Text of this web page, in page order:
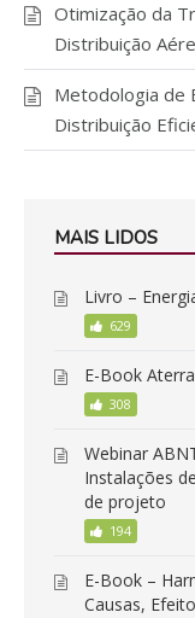
Otimização da
Distribuição
Metodologia de
Distribuição
MAIS LIDOS
Livro –
629
E-Book
308
Webinar
Instalações
de projeto
194
E-Book –
Causas,